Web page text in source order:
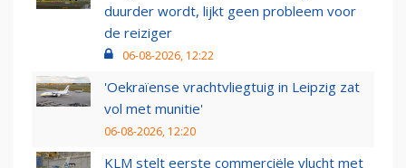
duurder wordt, lijkt geen probleem voor
de reiziger
06-08-2026, 12:22
'Oekraïense vrachtvliegtuig in Leipzig zat
vol met munitie'
06-08-2026, 12:20
KLM stelt eerste commerciële vlucht met